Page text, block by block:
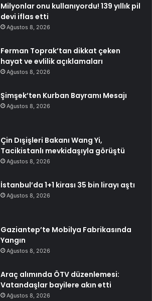
Milyonlar onu kullanıyordu! 139 yıllık pil
devi iflas etti
Ağustos 8, 2026
Ferman Toprak’tan dikkat çeken
hayat ve evlilik açıklamaları
Ağustos 8, 2026
Şimşek’ten Kurban Bayramı Mesajı
Ağustos 8, 2026
Çin Dışişleri Bakanı Wang Yi,
Tacikistanlı mevkidaşıyla görüştü
Ağustos 8, 2026
İstanbul’da 1+1 kirası 35 bin lirayı aştı
Ağustos 8, 2026
Gaziantep’te Mobilya Fabrikasında
Yangın
Ağustos 8, 2026
Araç alımında ÖTV düzenlemesi:
Vatandaşlar bayilere akın etti
Ağustos 8, 2026